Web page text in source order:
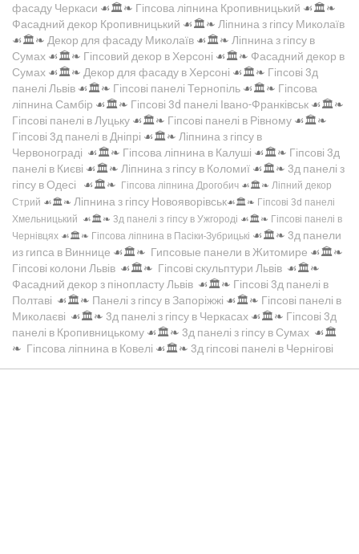
фасаду Черкаси ☙🏛️❧ Гіпсова ліпнина Кропивницький ☙🏛️❧
Фасадний декор Кропивницький ☙🏛️❧ Ліпнина з гіпсу Миколаїв
☙🏛️❧ Декор для фасаду Миколаїв ☙🏛️❧ Ліпнина з гіпсу в
Сумах ☙🏛️❧ Гіпсовий декор в Херсоні ☙🏛️❧ Фасадний декор в
Сумах ☙🏛️❧ Декор для фасаду в Херсоні ☙🏛️❧ Гіпсові 3д
панелі Львів ☙🏛️❧ Гіпсові панелі Тернопіль ☙🏛️❧ Гіпсова
ліпнина Самбір ☙🏛️❧ Гіпсові 3d панелі Івано-Франківськ ☙🏛️❧
Гіпсові панелі в Луцьку ☙🏛️❧ Гіпсові панелі в Рівному ☙🏛️❧
Гіпсові 3д панелі в Дніпрі ☙🏛️❧ Ліпнина з гіпсу в
Червонограді ☙🏛️❧ Гіпсова ліпнина в Калуші ☙🏛️❧ Гіпсові 3д
панелі в Києві ☙🏛️❧ Ліпнина з гіпсу в Коломиї ☙🏛️❧ 3д панелі з
гіпсу в Одесі ☙🏛️❧ Гіпсова ліпнина Дрогобич ☙🏛️❧ Ліпний декор
Стрий ☙🏛️❧ Ліпнина з гіпсу Новояворівськ☙🏛️❧ Гіпсові 3d панелі
Хмельницький ☙🏛️❧ 3д панелі з гіпсу в Ужгороді ☙🏛️❧ Гіпсові панелі в
Чернівцях ☙🏛️❧ Гіпсова ліпнина в Пасіки-Зубрицькі ☙🏛️❧ 3д панели
из гипса в Виннице ☙🏛️❧ Гипсовые панели в Житомире ☙🏛️❧
Гіпсові колони Львів ☙🏛️❧ Гіпсові скульптури Львів ☙🏛️❧
Фасадний декор з пінопласту Львів ☙🏛️❧ Гіпсові 3д панелі в
Полтаві ☙🏛️❧ Панелі з гіпсу в Запоріжжі ☙🏛️❧ Гіпсові панелі в
Миколаєві ☙🏛️❧ 3д панелі з гіпсу в Черкасах ☙🏛️❧ Гіпсові 3д
панелі в Кропивницькому ☙🏛️❧ 3д панелі з гіпсу в Сумах ☙🏛️
❧ Гіпсова ліпнина в Ковелі ☙🏛️❧ 3д гіпсові панелі в Чернігові